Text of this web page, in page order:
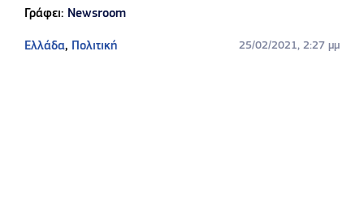
Γράφει: Newsroom
Ελλάδα, Πολιτική 25/02/2021, 2:27 μμ